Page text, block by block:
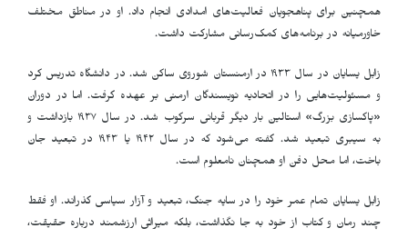
همچنین برای پناهجویان فعالیت‌های امدادی انجام داد. او در مناطق مختلف
خاورمیانه در برنامه‌های کمک‌رسانی مشارکت داشت.
زابل یسایان در سال ۱۹۳۳ در ارمنستان شوروی ساکن شد. در دانشگاه تدریس کرد
و مسئولیت‌هایی را در اتحادیه نویسندگان ارمنی بر عهده گرفت. اما در دوران
«پاکسازی بزرگ» استالین بار دیگر قربانی سرکوب شد. در سال ۱۹۳۷ بازداشت و
به سیبری تبعید شد. گفته می‌شود که در سال ۱۹۴۲ یا ۱۹۴۳ در تبعید جان
باخت، اما محل دفن او همچنان نامعلوم است.
زابل یسایان تمام عمر خود را در سایه جنگ، تبعید و آزار سیاسی گذراند. او فقط
چند رمان و کتاب از خود به جا نگذاشت، بلکه میراثی ارزشمند درباره حقیقت،